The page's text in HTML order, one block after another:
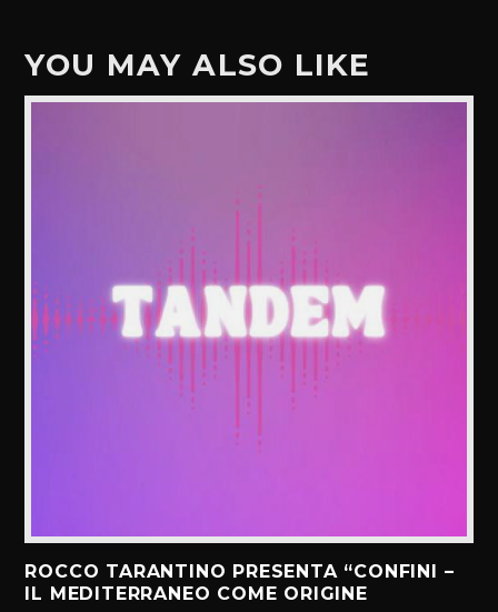
YOU MAY ALSO LIKE
ROCCO TARANTINO PRESENTA “CONFINI –
IL MEDITERRANEO COME ORIGINE